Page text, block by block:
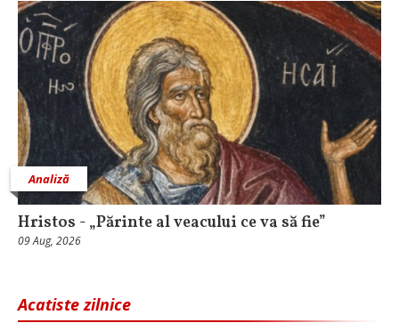
Analiză
Hristos - „Părinte al veacului ce va să fie”
09 Aug, 2026
Acatiste zilnice